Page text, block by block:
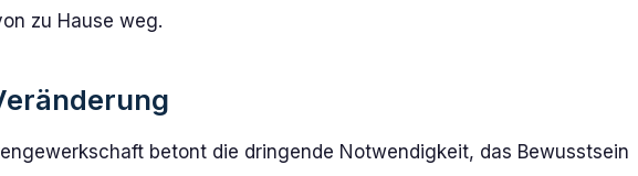
zu Hause weg.
betont die dringende Notwendigkeit, das Bewusstsein